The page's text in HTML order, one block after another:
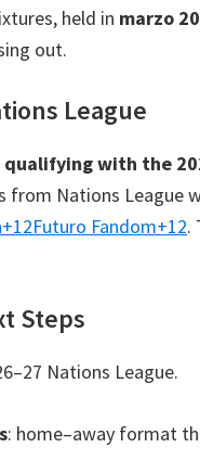
, held in marzo
out.
League
qualifying with the
from Nations League
+12Futuro Fandom+12.
Steps
Nations League.
: home–away format